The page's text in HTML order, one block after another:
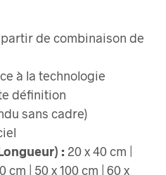
de combinaison de
à la technologie
définition
sans cadre)
: 20 x 40 cm |
cm | 50 x 100 cm | 60 x